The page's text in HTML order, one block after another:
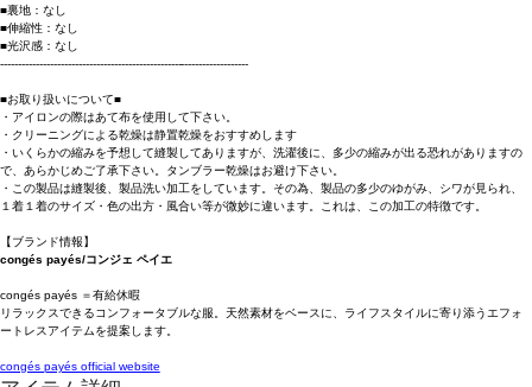
■裏地：なし
■伸縮性：なし
■光沢感：なし
----------------------------------------------------------------------
■お取り扱いについて■
・アイロンの際はあて布を使用して下さい。
・クリーニングによる乾燥は静置乾燥をおすすめします
・いくらかの縮みを予想して縫製してありますが、洗濯後に、多少の縮みが出る恐れがありますの
で、あらかじめご了承下さい。タンブラー乾燥はお避け下さい。
・この製品は縫製後、製品洗い加工をしています。その為、製品の多少のゆがみ、シワが見られ、
１着１着のサイズ・色の出方・風合い等が微妙に違います。これは、この加工の特徴です。
【ブランド情報】
congés payés/コンジェ ペイエ
congés payés ＝有給休暇
リラックスできるコンフォータブルな服。天然素材をベースに、ライフスタイルに寄り添うエフォ
ートレスアイテムを提案します。
congés payés official website